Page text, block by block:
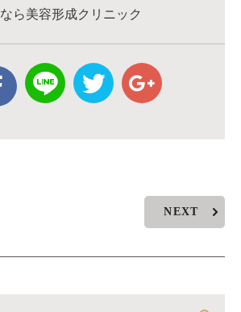
なら美容形成クリニック
NEXT